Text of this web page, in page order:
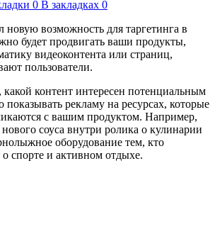
0 В закладках 0
новую возможность для таргетинга в
будет продвигать ваши продукты,
видеоконтента или страниц,
пользователи.
контент интересен потенциальным
рекламу на ресурсах, которые
с вашим продуктом. Например,
соуса внутри ролика о кулинарии
оборудование тем, кто
о спорте и активном отдыхе.